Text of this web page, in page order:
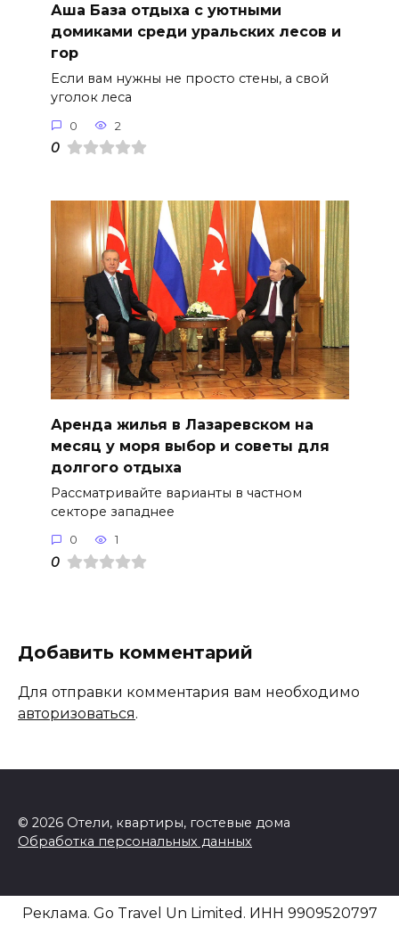
Аша База отдыха с уютными
домиками среди уральских лесов и
гор
Если вам нужны не просто стены, а свой
уголок леса
0 2
0
Аренда жилья в Лазаревском на
месяц у моря выбор и советы для
долгого отдыха
Рассматривайте варианты в частном
секторе западнее
0 1
0
Добавить комментарий
Для отправки комментария вам необходимо
авторизоваться.
© 2026 Отели, квартиры, гостевые дома
Обработка персональных данных
Реклама. Go Travel Un Limited. ИНН 9909520797